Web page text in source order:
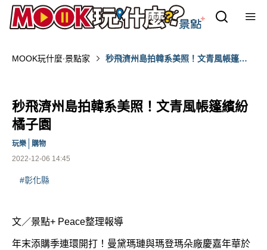
MOOK玩什麼‧景點家
秒飛濟州島拍韓系美照！文青風帳篷繽
秒飛濟州島拍韓系美照！文青風帳篷繽紛
橘子園
2022-12-06 14:45
玩樂 購物
#彰化縣
文／景點+ Peace整理報導
年末添購季連環開打！曼黛瑪璉與瑪登瑪朵廠慶嘉年華於